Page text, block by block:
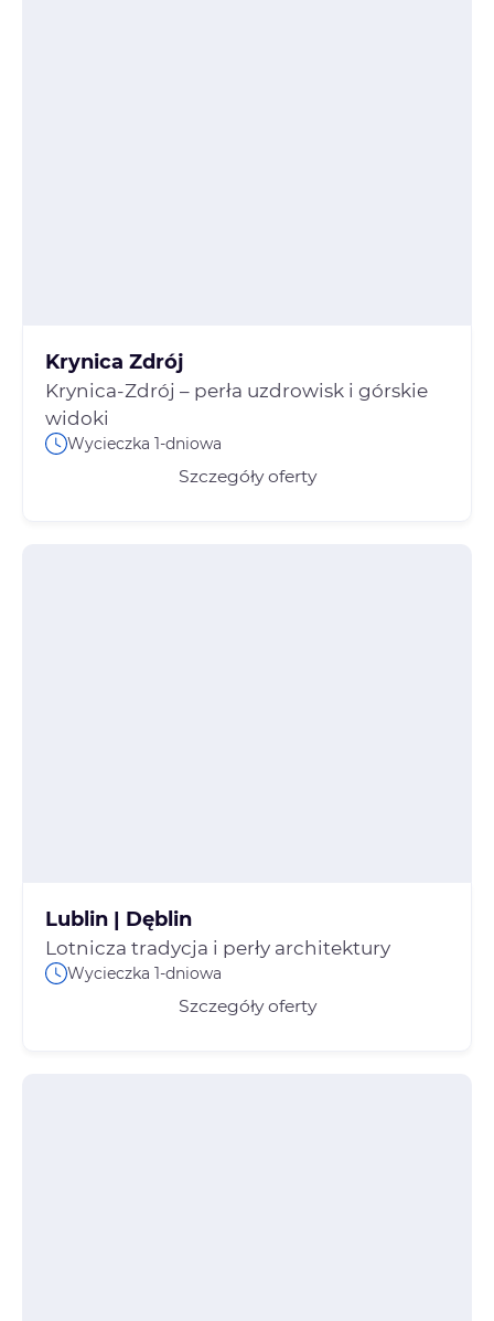
Krynica-Zdrój – perła uzdrowisk i górskie
widoki
Wycieczka 1-dniowa
Szczegóły oferty
Lotnicza tradycja i perły architektury
Wycieczka 1-dniowa
Szczegóły oferty